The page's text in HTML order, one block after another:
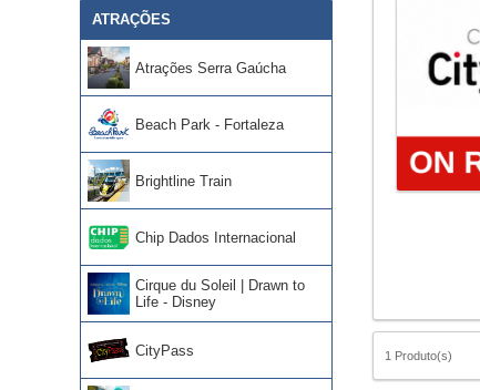
ATRAÇÕES
Atrações Serra Gaúcha
Beach Park - Fortaleza
Brightline Train
Chip Dados Internacional
Cirque du Soleil | Drawn to
Life - Disney
CityPass 1 Produto(s)